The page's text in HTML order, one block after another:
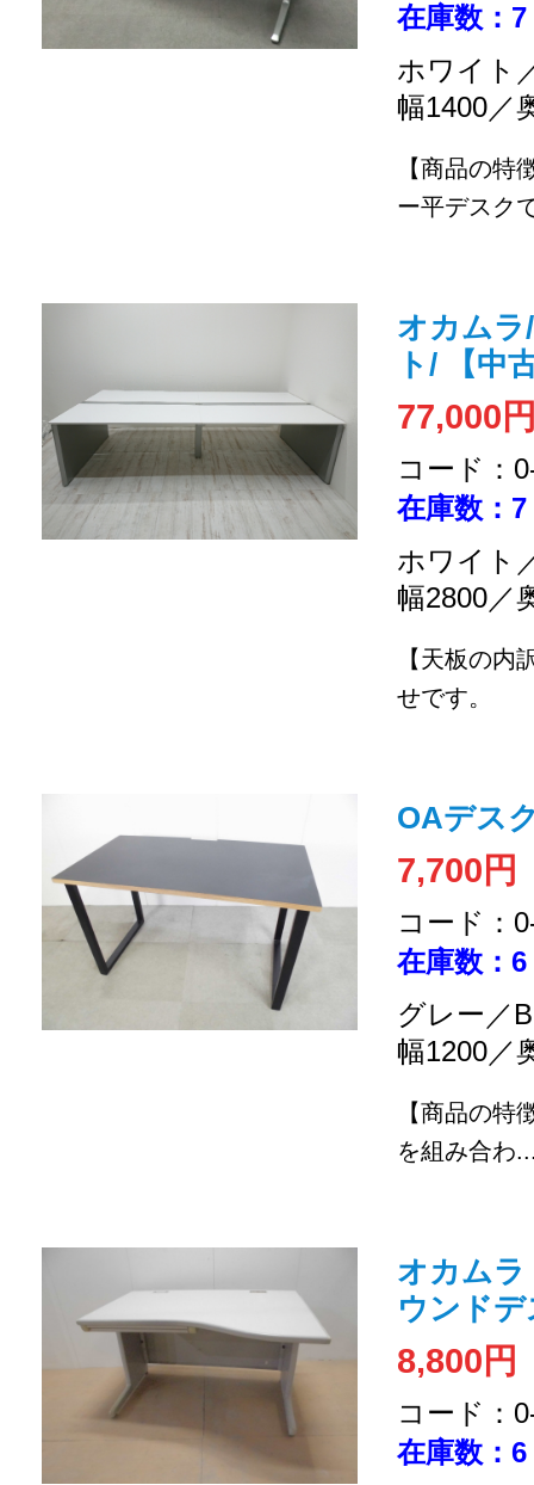
在庫数：7
ホワイト
幅1400／
【商品の特
ー平デスク
オカム
ト/ 【中
77,000
コード：
在庫数：7
ホワイト
幅2800／
【天板の内
せです。
OAデス
7,700円
コード：
在庫数：6
グレー／
幅1200／
【商品の特
を組み合わ
オカムラ
ウンド
8,800円
コード：
在庫数：6